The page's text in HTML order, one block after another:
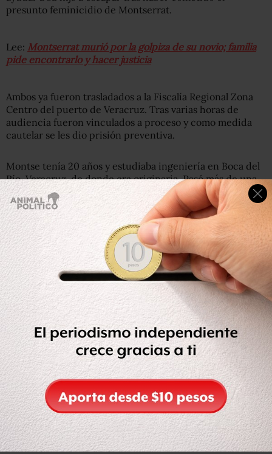
presunto feminicidio de Montserrat.
Lee: Montserrat murió por la golpiza de su novio; familia
pide encontrarlo y hacer justicia
Ambos ya fueron trasladados a la Fiscalía Regional Zona
Centro del puerto de Veracruz. Tras varias horas de
audiencia fueron vinculados a proceso y como medida
cautelar se les dio prisión preventiva.
Montse tenía 20 años y estudiaba ingeniería en Boca del
Río, Veracruz, de donde era originaria. Pasó más de una
semana en estado crítico luego de que fue golpeada por
su novio Marlon, de quien hasta ahora no se conoce su
paradero.
El 23 de abril, la joven de 20 años fue desconectada luego
de que le declararan muerte cerebral.